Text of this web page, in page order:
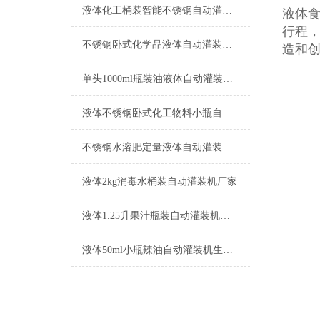
液体化工桶装智能不锈钢自动灌装机操作简单
不锈钢卧式化学品液体自动灌装机操作简单
单头1000ml瓶装油液体自动灌装机参数
液体不锈钢卧式化工物料小瓶自动灌装机参数
不锈钢水溶肥定量液体自动灌装机生产厂家
液体2kg消毒水桶装自动灌装机厂家
液体1.25升果汁瓶装自动灌装机功能介绍
液体50ml小瓶辣油自动灌装机生产厂家
液体
行程
造和